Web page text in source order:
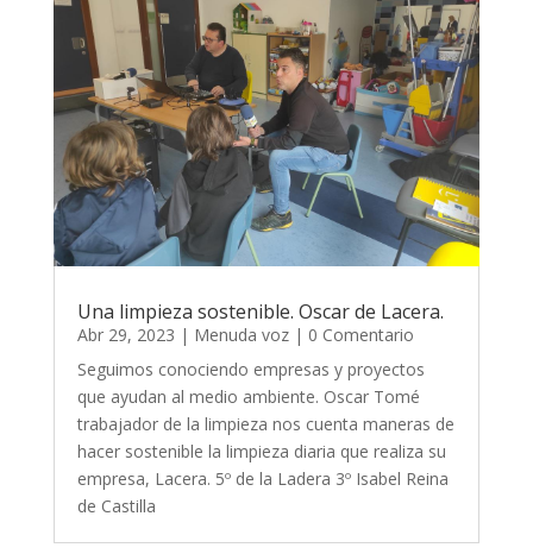
Una limpieza sostenible. Oscar de Lacera.
Abr 29, 2023 | Menuda voz| 0 Comentario
Seguimos conociendo empresas y proyectos
que ayudan al medio ambiente. Oscar Tomé
trabajador de la limpieza nos cuenta maneras de
hacer sostenible la limpieza diaria que realiza su
empresa, Lacera. 5º de la Ladera 3º Isabel Reina
de Castilla